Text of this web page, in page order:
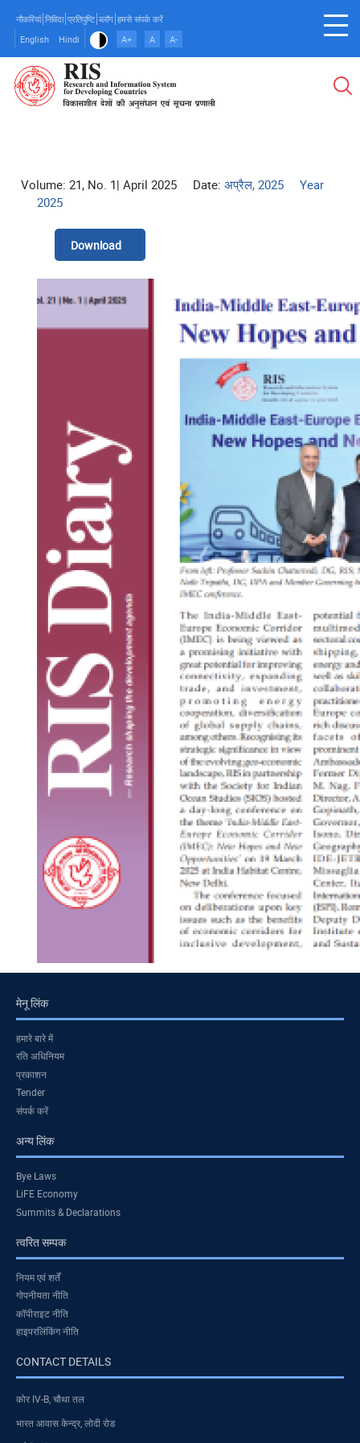
main
content
नौकरियां निविदा प्रतिपुष्टि ब्लॉग हमसे संपर्क करें
English
Hindi A+ A A-
Volume: 21, No. 1| April 2025 Date: अप्रैल, 2025
Year
2025
Download
मेनू लिंक
हमारे बारे में
रति अधिनियम
प्रकाशन
Tender
संपर्क करें
अन्य लिंक
Bye Laws
LiFE Economy
Summits & Declarations
त्वरित सम्पक
नियम एवं शर्तें
गोपनीयता नीति
कॉपीराइट नीति
हाइपरलिंकिंग नीति
CONTACT DETAILS
कोर IV-B, चौथा तल
भारत आवास केन्द्र, लोदी रोड